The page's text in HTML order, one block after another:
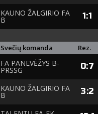
KAUNO ŽALGIRIO FA
B 1:1
Svečių komanda Rez.
FA PANEVĖŽYS B-
PRSSG 0:7
KAUNO ŽALGIRIO FA
B 3:2